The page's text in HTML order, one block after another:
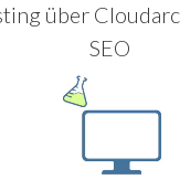
über
SEO